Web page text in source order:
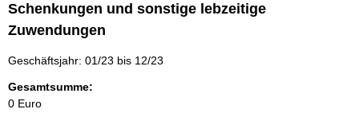
Schenkungen und sonstige lebzeitige
Zuwendungen
Geschäftsjahr: 01/23 bis 12/23
Gesamtsumme:
0 Euro